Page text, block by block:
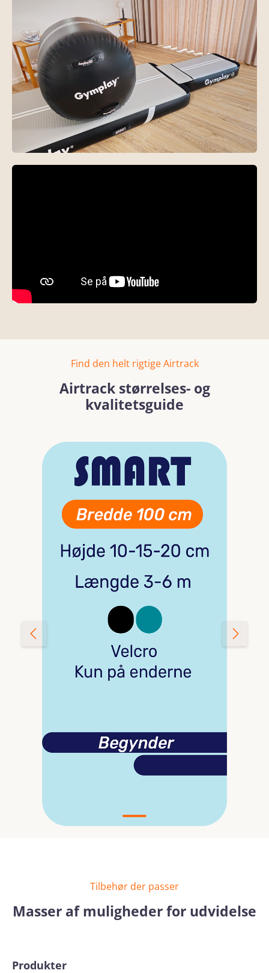
Find den helt rigtige Airtrack
Airtrack størrelses- og
kvalitetsguide
Spring over billedgalleri
Læs mere
Tilbehør der passer
Masser af muligheder for udvidelse
Spring produktgalleriet over
Produkter